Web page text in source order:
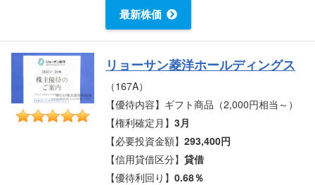
最新株価
リョーサン菱洋ホールディングス
（167A）
【優待内容】ギフト商品（2,000円相当～）
【権利確定月】3月
【必要投資金額】293,400円
【信用貸借区分】貸借
【優待利回り】0.68％